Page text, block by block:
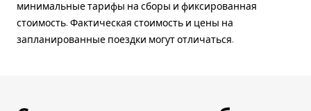
минимальные тарифы на сборы и фиксированная
стоимость. Фактическая стоимость и цены на
запланированные поездки могут отличаться.